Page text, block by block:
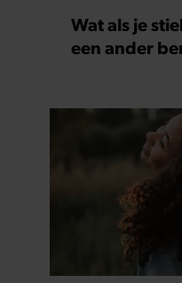
Wat als je
een ander